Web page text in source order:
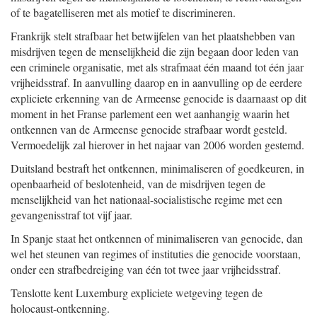
of te bagatelliseren met als motief te discrimineren.
Frankrijk stelt strafbaar het betwijfelen van het plaatshebben van
misdrijven tegen de menselijkheid die zijn begaan door leden van
een criminele organisatie, met als strafmaat één maand tot één jaar
vrijheidsstraf. In aanvulling daarop en in aanvulling op de eerdere
expliciete erkenning van de Armeense genocide is daarnaast op dit
moment in het Franse parlement een wet aanhangig waarin het
ontkennen van de Armeense genocide strafbaar wordt gesteld.
Vermoedelijk zal hierover in het najaar van 2006 worden gestemd.
Duitsland bestraft het ontkennen, minimaliseren of goedkeuren, in
openbaarheid of beslotenheid, van de misdrijven tegen de
menselijkheid van het nationaal-socialistische regime met een
gevangenisstraf tot vijf jaar.
In Spanje staat het ontkennen of minimaliseren van genocide, dan
wel het steunen van regimes of instituties die genocide voorstaan,
onder een strafbedreiging van één tot twee jaar vrijheidsstraf.
Tenslotte kent Luxemburg expliciete wetgeving tegen de
holocaust-ontkenning.